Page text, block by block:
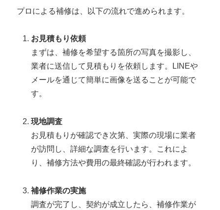
プロによる補修は、以下の流れで進められます。
お見積もり依頼
まずは、補修を希望する箇所の写真を撮影し、
業者に送信して見積もりを依頼します。LINEや
メールを通じて簡単に画像を送ることが可能で
す。
現地調査
お見積もりが確認でき次第、実際の現場に業者
が訪問し、詳細な調査を行います。これによ
り、補修方法や費用の最終確認が行われます。
補修作業の実施
調査が完了し、契約が成立したら、補修作業が